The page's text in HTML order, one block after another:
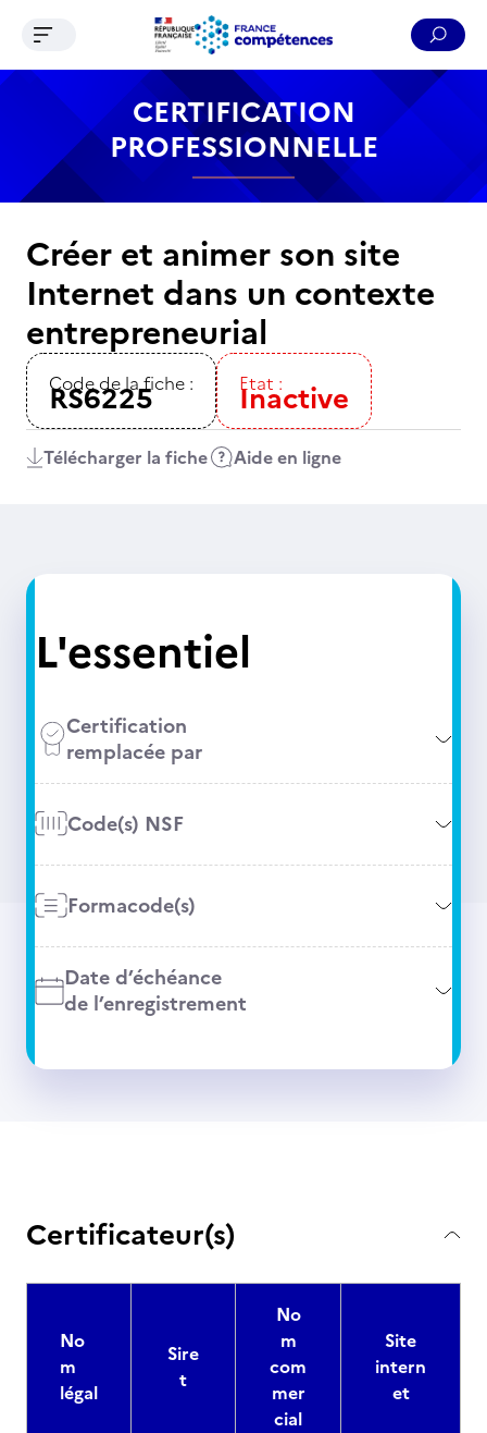
Contenu Recherche Menu Pied de page
Ouvrir le menu de navigation
CERTIFICATION
PROFESSIONNELLE
Créer et animer son site
Internet dans un contexte
entrepreneurial
Code de la fiche :
RS6225 Etat :
Inactive
Télécharger la fiche Aide en ligne
L'essentiel
Certification
remplacée par
Code(s) NSF
Formacode(s)
Date d’échéance
de l’enregistrement
Certificateur(s)
No
m
légal
Sire
t
No
m
com
mer
cial
Site
intern
et